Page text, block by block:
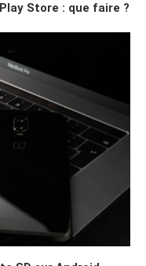
Store : que faire ?